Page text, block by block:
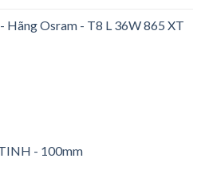
Hãng Osram - T8 L 36W 865 XT
- 100mm